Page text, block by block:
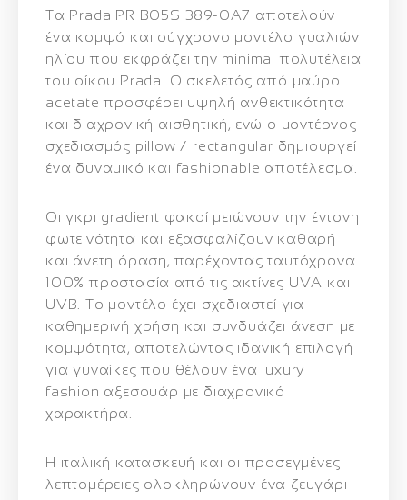
Τα Prada PR B05S 389-0A7 αποτελούν
ένα κομψό και σύγχρονο μοντέλο γυαλιών
ηλίου που εκφράζει την minimal πολυτέλεια
του οίκου Prada. Ο σκελετός από μαύρο
acetate προσφέρει υψηλή ανθεκτικότητα
και διαχρονική αισθητική, ενώ ο μοντέρνος
σχεδιασμός pillow / rectangular δημιουργεί
ένα δυναμικό και fashionable αποτέλεσμα.
Οι γκρι gradient φακοί μειώνουν την έντονη
φωτεινότητα και εξασφαλίζουν καθαρή
και άνετη όραση, παρέχοντας ταυτόχρονα
100% προστασία από τις ακτίνες UVA και
UVB . Το μοντέλο έχει σχεδιαστεί για
καθημερινή χρήση και συνδυάζει άνεση με
κομψότητα, αποτελώντας ιδανική επιλογή
για γυναίκες που θέλουν ένα luxury
fashion αξεσουάρ με διαχρονικό
χαρακτήρα.
Η ιταλική κατασκευή και οι προσεγμένες
λεπτομέρειες ολοκληρώνουν ένα ζευγάρι